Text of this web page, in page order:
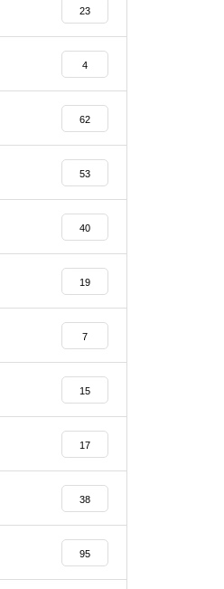
さな商店街特集／
ン＠アビート
＠エスポワー
23
4
62
53
40
19
7
15
17
38
95